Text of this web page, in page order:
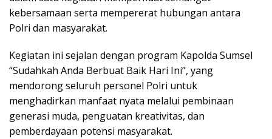
kebersamaan serta mempererat hubungan antara
Polri dan masyarakat.
Kegiatan ini sejalan dengan program Kapolda Sumsel
“Sudahkah Anda Berbuat Baik Hari Ini”, yang
mendorong seluruh personel Polri untuk
menghadirkan manfaat nyata melalui pembinaan
generasi muda, penguatan kreativitas, dan
pemberdayaan potensi masyarakat.